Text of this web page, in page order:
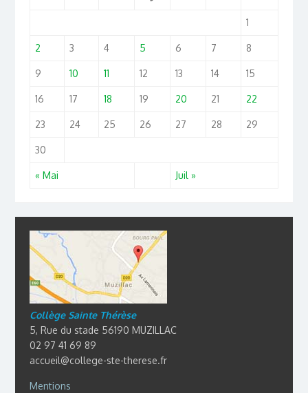
« Mai Juil »
1
2 3 4 5 6 7 8
9 10 11 12 13 14 15
16 17 18 19 20 21 22
23 24 25 26 27 28 29
30
Collège Sainte Thérèse
5, Rue du stade 56190 MUZILLAC
02 97 41 69 89
accueil@college-ste-therese.fr
Mentions